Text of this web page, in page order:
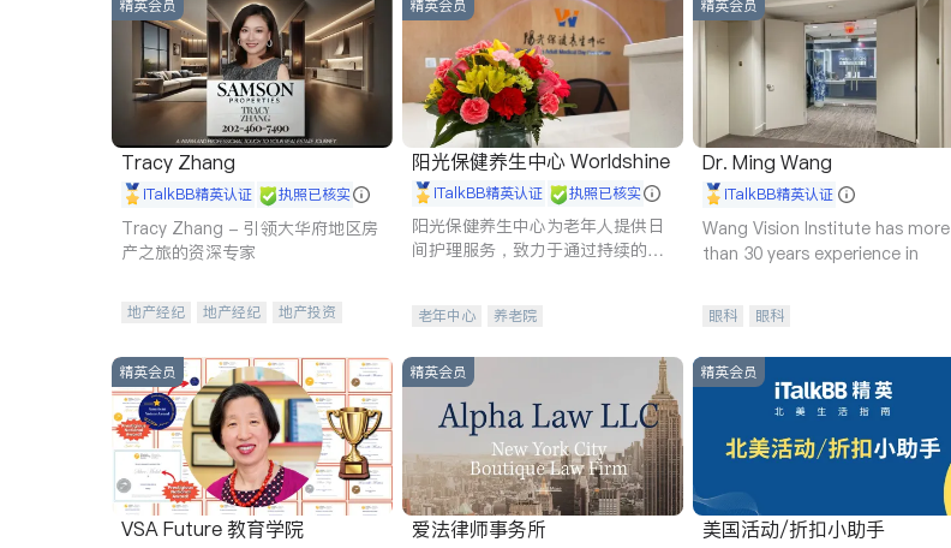
精英会员
Tracy Zhang
iTalkBB精英认证 执照已核实
Tracy Zhang - 引领大华府地区房
产之旅的资深专家
地产经纪 地产经纪
地产投资
精英会员
阳光保健养生中心 Worldshine
iTalkBB精英认证 执照已核实
阳光保健养生中心为老年人提供日
间护理服务，致力于通过持续的护
老年中心 养老院
精英会员
Dr. Ming Wang
iTalkBB精英认证
Wang Vision Institute has more
than 30 years experience in
眼科 眼科
精英会员
VSA Future 教育学院
精英会员
爱法律师事务所
精英会员
美国活动/折扣小助手